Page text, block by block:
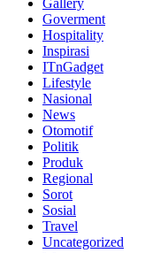
Goverment
Hospitality
Inspirasi
ITnGadget
Lifestyle
Nasional
News
Otomotif
Politik
Produk
Regional
Sorot
Sosial
Travel
Uncategorized